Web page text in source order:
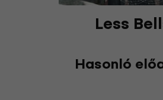
Less
Hasonló